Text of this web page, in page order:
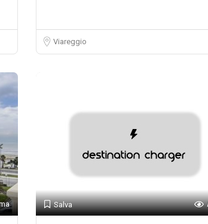
Viareggio
Salva